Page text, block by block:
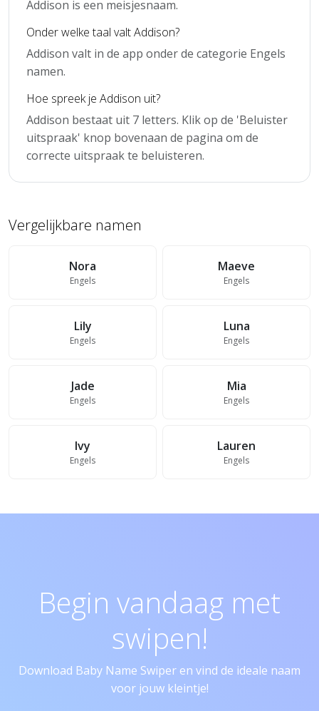
Addison is een meisjesnaam.
Onder welke taal valt Addison?
Addison valt in de app onder de categorie Engels
namen.
Hoe spreek je Addison uit?
Addison bestaat uit 7 letters. Klik op de 'Beluister
uitspraak' knop bovenaan de pagina om de
correcte uitspraak te beluisteren.
Vergelijkbare namen
Nora
Engels
Maeve
Engels
Lily
Engels
Luna
Engels
Jade
Engels
Mia
Engels
Ivy
Engels
Lauren
Engels
Begin vandaag met
swipen!
Download Baby Name Swiper en vind de ideale naam
voor jouw kleintje!